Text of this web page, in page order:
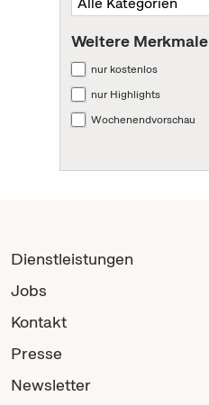
Weitere Merkmale
nur kostenlos
nur Highlights
Wochenendvorschau
Dienstleistungen
Jobs
Kontakt
Presse
Newsletter